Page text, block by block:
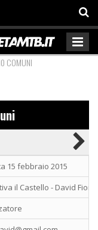
COMUNI
15 febbraio 2015
il Castello - David Fiori